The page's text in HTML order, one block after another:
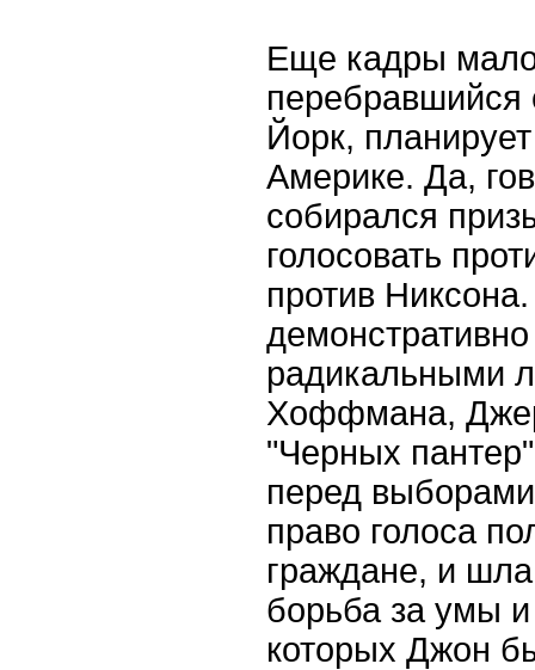
Еще кадры
Йорк,
Америке. Да,
собирался
голосовать
против
радикальными
Хоффмана,
"Черных
перед
право голоса
граждане, и
борьба за умы
которых Джон